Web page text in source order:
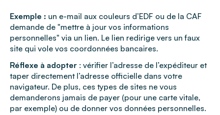
Exemple : un e-mail aux couleurs d’EDF ou de la CAF
demande de "mettre à jour vos informations
personnelles" via un lien. Le lien redirige vers un faux
site qui vole vos coordonnées bancaires.
Réflexe à adopter : vérifier l’adresse de l’expéditeur et
taper directement l’adresse officielle dans votre
navigateur. De plus, ces types de sites ne vous
demanderons jamais de payer (pour une carte vitale,
par exemple) ou de donner vos données personnelles.